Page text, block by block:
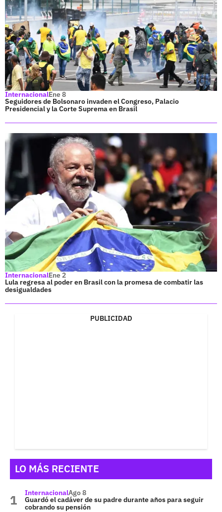
InternacionalEne 8
Seguidores de Bolsonaro invaden el Congreso, Palacio
Presidencial y la Corte Suprema en Brasil
InternacionalEne 2
Lula regresa al poder en Brasil con la promesa de combatir las
desigualdades
PUBLICIDAD
LO MÁS RECIENTE
InternacionalAgo 8
Guardó el cadáver de su padre durante años para seguir
cobrando su pensión